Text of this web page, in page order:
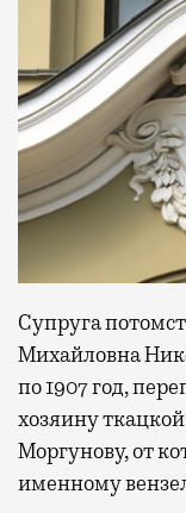
Супруга
Михайловна
по 1907 год,
хозяину
Моргунову, от
именному